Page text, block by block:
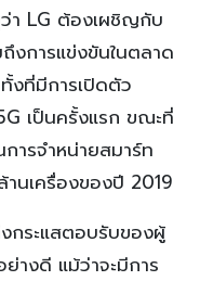
า LG ต้องเผชิญกับ
งการแข่งขันในตลาด
งที่มีการเปิดตัว
เป็นครั้งแรก ขณะที่
ารจำหน่ายสมาร์ท
นเครื่องของปี 2019
กระแสตอบรับของผู้
างดี แม้ว่าจะมีการ